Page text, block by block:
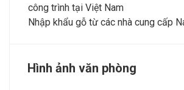
công trình tại Việt Nam
Nhập khẩu gỗ từ các nhà cung cấp
Hình ảnh văn phòng